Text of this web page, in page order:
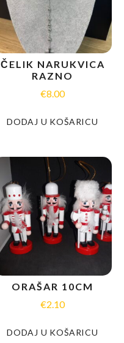
ČELIK NARUKVICA
RAZNO
€8.00
DODAJ U KOŠARICU
ORAŠAR 10CM
€2.10
DODAJ U KOŠARICU